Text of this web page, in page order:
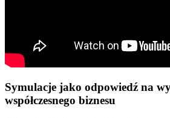
Symulacje jako odpowiedź na
współczesnego biznesu